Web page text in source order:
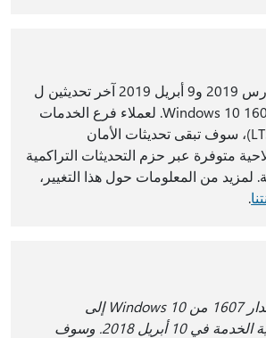
كان 12 مارس 2019 و9 أبريل 2019 آخر تحديثين ل
Delta للإصدار Windows 10 1607. لعملاء فرع الخدمات
طويلة الأجل (LTSB)، سوف تبقى تحديثات الأمان
متوفرة عبر حزم التحديثات التراكمية
لمزيد من المعلومات حول هذا التغيير،
.
وصل الإصدار 1607 من Windows 10 إلى
مرحلة نهاية الخدمة في 10 أبريل 2018. وسوف